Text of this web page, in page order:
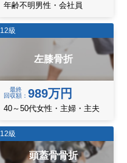
年齢不明男性・会社員
12級
左膝骨折
最終
回収額
989万円
40～50代女性・主婦・主夫
12級
頭蓋骨骨折